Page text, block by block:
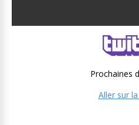
Prochaines
Aller sur